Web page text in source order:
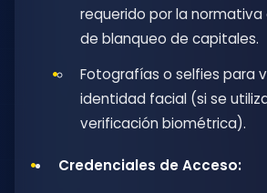
requerido por la
de blanqueo de capitales.
Fotografías o selfies para
identidad facial (si se
verificación biométrica).
Credenciales de Acceso: